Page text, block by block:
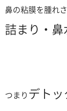
鼻の粘膜を腫れ
詰まり・鼻
つまり デトッ